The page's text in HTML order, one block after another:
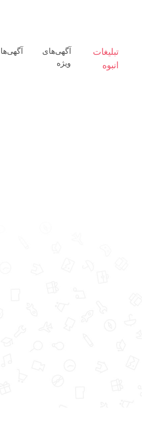
تبلیغات
انبوه
آگهی‌های
ویژه
آگهی‌ها